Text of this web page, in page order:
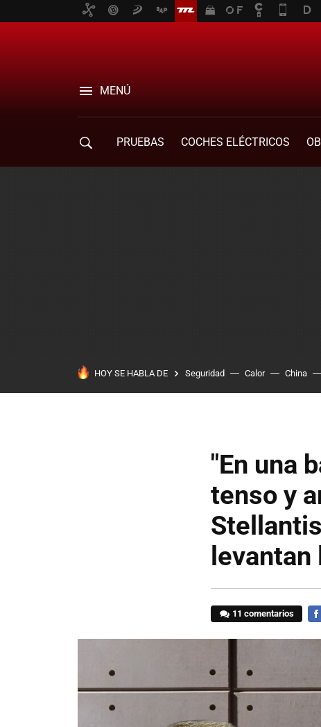
MENÚ
PRUEBAS COCHES ELÉCTRICOS
HOY SE HABLA DE Seguridad Calor China
"En una
tenso y
11 comentarios